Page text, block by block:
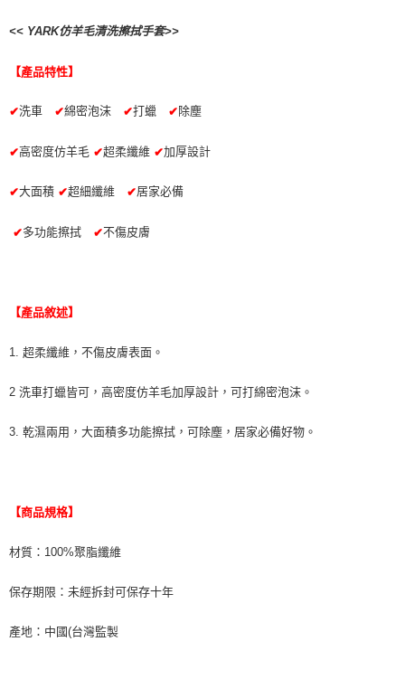
ATM／網路銀行／等多元方式進行付款，方視為交易完成。
※ 請注意：結帳手續完成當下不需立刻繳費，但若您需要取消訂單，請聯絡
後付繳納相關費用。
是否繳費成功／繳費後需取消欲退款等相關疑問，請聯繫「AFTEE先享後付
客戶支援中心」https://netprotections.freshdesk.com/support/home
【注意事項】
易，需依本服務之必要範圍內提供個人資料，並將交易相關給付款項請求債
權轉讓予恩沛科技股份有限公司。
https://aftee.tw/terms/#terms3
時審查核予不同之上限額度；若仍有額度不足之情形，本公司將視審查結果
５．嚴禁一人註冊多個帳號或使用他人資訊註冊。若發現惡意使用之情形，
萊爾富取貨付款 (運費70$)
每筆NT$70，滿NT$490(含以上)免運費
7-11取貨付款 (運費70$)
每筆NT$70，滿NT$490(含以上)免運費
<< YARK仿羊毛清洗擦拭手套>>
【產品特性】
✔洗車 ✔綿密泡沫 ✔打蠟 ✔ 除塵
✔高密度仿羊毛 ✔超柔纖維 ✔加厚設計
✔大面積 ✔超細纖維 ✔居家必備
✔多功能擦拭 ✔不傷皮膚
【產品敘述】
1. 超柔纖維，不傷皮膚表面。
2 洗車打蠟皆可，高密度仿羊毛加厚設計，可打綿密泡沫。
3. 乾濕兩用，大面積多功能擦拭，可除塵，居家必備好物。
【商品規格】
材質：100%聚脂纖維
保存期限：未經拆封可保存十年
產地：中國(台灣監製